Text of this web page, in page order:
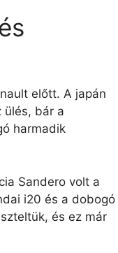
előtt. A japán
ülés, bár a
harmadik
Sandero volt a
i20 és a dobogó
és ez már